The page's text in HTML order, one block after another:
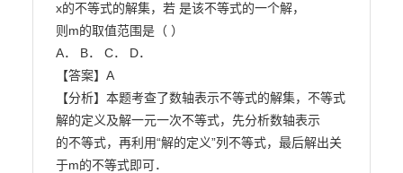
x的不等式的解集，若 是该不等式的一个解，
则m的取值范围是（ ）
A． B． C． D．
【答案】A
【分析】本题考查了数轴表示不等式的解集，不等式
解的定义及解一元一次不等式，先分析数轴表示
的不等式，再利用“解的定义”列不等式，最后解出关
于m的不等式即可．